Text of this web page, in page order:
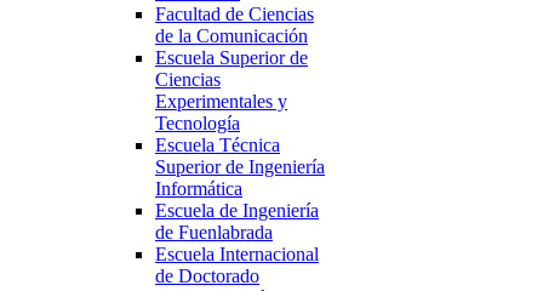
Facultad de Ciencias
de la Comunicación
Escuela Superior de
Ciencias
Experimentales y
Tecnología
Escuela Técnica
Superior de Ingeniería
Informática
Escuela de Ingeniería
de Fuenlabrada
Escuela Internacional
de Doctorado